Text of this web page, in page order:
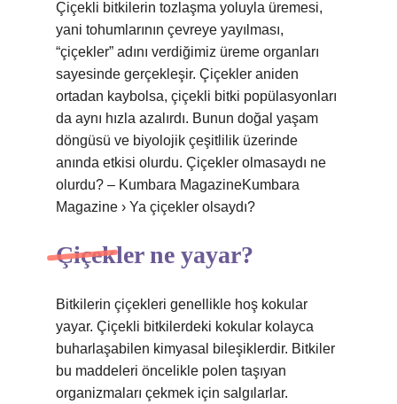
Çiçekli bitkilerin tozlaşma yoluyla üremesi,
yani tohumlarının çevreye yayılması,
“çiçekler” adını verdiğimiz üreme organları
sayesinde gerçekleşir. Çiçekler aniden
ortadan kaybolsa, çiçekli bitki popülasyonları
da aynı hızla azalırdı. Bunun doğal yaşam
döngüsü ve biyolojik çeşitlilik üzerinde
anında etkisi olurdu. Çiçekler olmasaydı ne
olurdu? – Kumbara MagazineKumbara
Magazine › Ya çiçekler olsaydı?
Çiçekler ne yayar?
Bitkilerin çiçekleri genellikle hoş kokular
yayar. Çiçekli bitkilerdeki kokular kolayca
buharlaşabilen kimyasal bileşiklerdir. Bitkiler
bu maddeleri öncelikle polen taşıyan
organizmaları çekmek için salgılarlar.